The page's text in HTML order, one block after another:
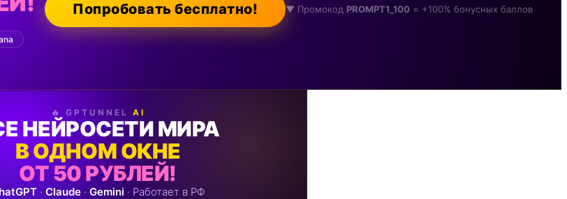
Попробовать бесплатно! ▼ Промокод PROMPT1_100 = +100% бонусных баллов
🔥 GPTUNNEL AI
НЕЙРОСЕТИ МИРА
В ОДНОМ ОКНЕ
ОТ 50 РУБЛЕЙ!
· Claude· Gemini · Работает в РФ